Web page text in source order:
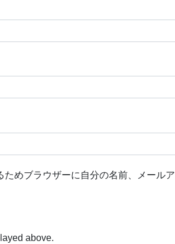
めブラウザーに自分の名前、メール
above.